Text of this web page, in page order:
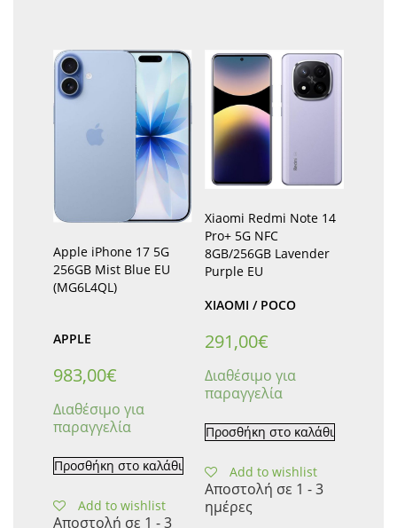
Apple iPhone 17 5G
256GB Mist Blue EU
(MG6L4QL)
APPLE
983,00€
Διαθέσιμο για
παραγγελία
Προσθήκη στο καλάθι
Add to wishlist
Αποστολή σε 1 - 3
Xiaomi Redmi Note 14
Pro+ 5G NFC
8GB/256GB Lavender
Purple EU
XIAOMI / POCO
291,00€
Διαθέσιμο για
παραγγελία
Προσθήκη στο καλάθι
Add to wishlist
Αποστολή σε 1 - 3
ημέρες